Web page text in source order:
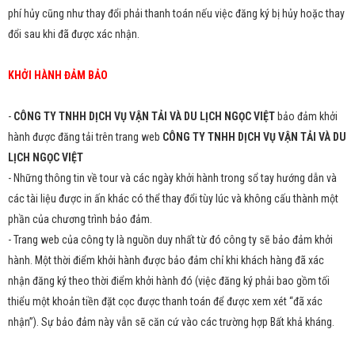
phí hủy cũng như thay đổi phải thanh toán nếu việc đăng ký bị hủy hoặc thay
đổi sau khi đã được xác nhận.
KHỞI HÀNH ĐẢM BẢO
- CÔNG TY TNHH DỊCH VỤ VẬN TẢI VÀ DU LỊCH NGỌC VIỆT bảo đảm khởi
hành được đăng tải trên trang web CÔNG TY TNHH DỊCH VỤ VẬN TẢI VÀ DU
LỊCH NGỌC VIỆT
- Những thông tin về tour và các ngày khởi hành trong sổ tay hướng dẫn và
các tài liệu được in ấn khác có thể thay đổi tùy lúc và không cấu thành một
phần của chương trình bảo đảm.
- Trang web của công ty là nguồn duy nhất từ đó công ty sẽ bảo đảm khởi
hành. Một thời điểm khởi hành được bảo đảm chỉ khi khách hàng đã xác
nhận đăng ký theo thời điểm khởi hành đó (việc đăng ký phải bao gồm tối
thiểu một khoản tiền đặt cọc được thanh toán để được xem xét “đã xác
nhận”). Sự bảo đảm này vẫn sẽ căn cứ vào các trường hợp Bất khả kháng.